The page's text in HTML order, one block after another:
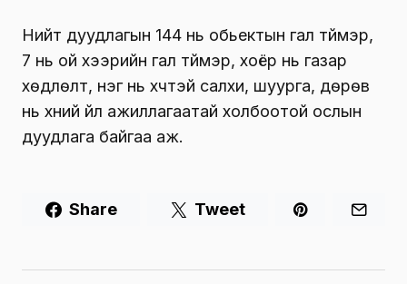
Нийт дуудлагын 144 нь обьектын гал түймэр,
7 нь ой хээрийн гал түймэр, хоёр нь газар
хөдлөлт, нэг нь хүчтэй салхи, шуурга, дөрөв
нь хүний үйл ажиллагаатай холбоотой ослын
дуудлага байгаа аж.
Share Tweet